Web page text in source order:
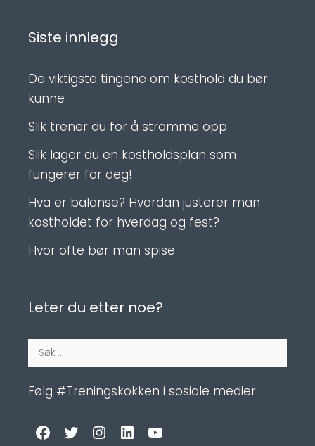
Siste innlegg
De viktigste tingene om kosthold du bør
kunne
Slik trener du for å stramme opp
Slik lager du en kostholdsplan som
fungerer for deg!
Hva er balanse? Hvordan justerer man
kostholdet for hverdag og fest?
Hvor ofte bør man spise
Leter du etter noe?
Søk
etter:
Følg #Treningskokken i sosiale medier
Facebook
TwitterInstagram
LinkedInYouTube